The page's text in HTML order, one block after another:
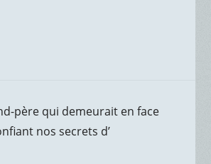
père qui demeurait en face
nos secrets d’